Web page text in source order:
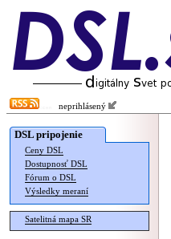
neprihlásený
DSL pripojenie
Ceny DSL
Dostupnosť DSL
Fórum o DSL
Výsledky meraní
Satelitná mapa SR